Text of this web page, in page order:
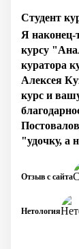
Студент
Я
курсу
куратора
Алексея
курс и
"удочку, а
Нетология
Отзыв с сайта